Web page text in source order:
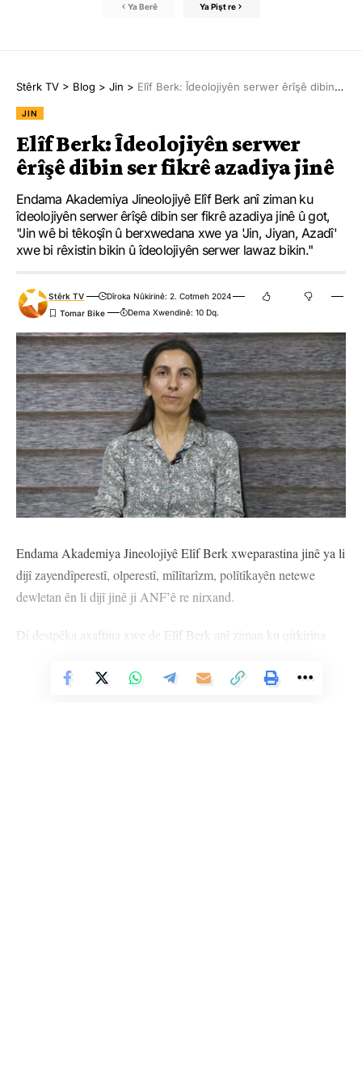
Ya Berê Ya Pişt re
Stêrk TV > Blog > Jin > Elîf Berk: Îdeolojiyên serwer êrîşê dibin ser fikrê azadiya jinê
JIN
Elîf Berk: Îdeolojiyên serwer
êrîşê dibin ser fikrê azadiya jinê
Endama Akademiya Jineolojiyê Elîf Berk anî ziman ku
îdeolojiyên serwer êrîşê dibin ser fikrê azadiya jinê û got,
"Jin wê bi têkoşîn û berxwedana xwe ya 'Jin, Jiyan, Azadî'
xwe bi rêxistin bikin û îdeolojiyên serwer lawaz bikin."
Stêrk TV
Dîroka Nûkirinê: 2. Cotmeh 2024
Dema Xwendinê: 10 Dq.
Endama Akademiya Jineolojiyê Elîf Berk xweparastina jinê ya li
dijî zayendîperestî, olperestî, mîlîtarîzm, polîtîkayên netewe
dewletan ên li dijî jinê ji ANF’ê re nirxand.
Di destpêka axaftina xwe de Elîf Berk anî ziman ku qirkirina
got, “Mejiyekî welê yê mêtinger heye ku di astên cuda û rêbazên
Vê Nûçeyê Bixwîne